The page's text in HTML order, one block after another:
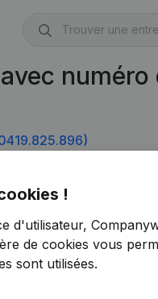
!
d'utilisateur,
de cookies vous
sont utilisées.